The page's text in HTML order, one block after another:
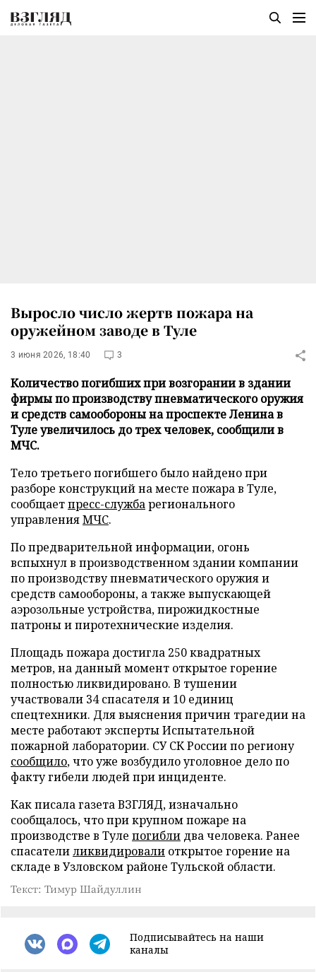
Выросло число жертв пожара на
оружейном заводе в Туле
3 июня 2026, 18:40 3
Количество погибших при возгорании в здании
фирмы по производству пневматического оружия
и средств самообороны на проспекте Ленина в
Туле увеличилось до трех человек, сообщили в
МЧС.
Тело третьего погибшего было найдено при
разборе конструкций на месте пожара в Туле,
сообщаетпресс-службарегионального
управленияМЧС.
По предварительной информации, огонь
вспыхнул в производственном здании компании
по производству пневматического оружия и
средств самообороны, а также выпускающей
аэрозольные устройства, пирожидкостные
патроны и пиротехнические изделия.
Площадь пожара достигла 250 квадратных
метров, на данный момент открытое горение
полностью ликвидировано. В тушении
участвовали 34 спасателя и 10 единиц
спецтехники. Для выяснения причин трагедии на
месте работают эксперты Испытательной
пожарной лаборатории. СУ СК России по региону
сообщило, что уже возбудило уголовное дело по
факту гибели людей при инциденте.
Как писала газета ВЗГЛЯД, изначально
сообщалось, что при крупном пожаре на
производстве в Туле погибли два человека. Ранее
спасателиликвидировали открытое горение на
складе в Узловском районе Тульской области.
Текст: Тимур Шайдуллин
Подписывайтесь на наши
каналы